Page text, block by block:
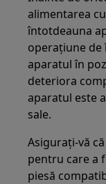
alimentarea
întotdeauna
operațiune
aparatul în
deteriora
aparatul este
sale.
Asigurați-vă
pentru care a
piesă